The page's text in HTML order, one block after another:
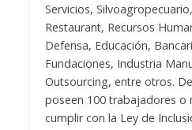
Servicios,
Restaurant, Recursos
Defensa, Educación,
Fundaciones, Industria
Outsourcing, entre otros.
poseen 100 trabajadores o
cumplir con la Ley de